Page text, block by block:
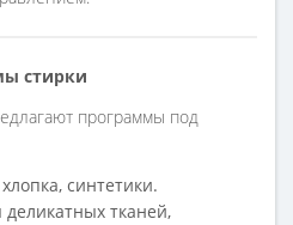
стирки
программы под
синтетики.
деликатных тканей,